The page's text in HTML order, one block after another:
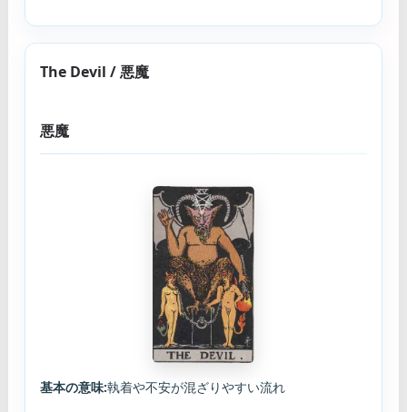
The Devil / 悪魔
悪魔
基本の意味:執着や不安が混ざりやすい流れ